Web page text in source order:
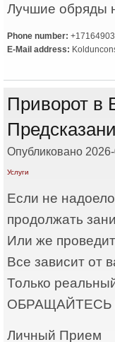
Лучшие обряды
Phone number:
E-Mail address:
Приворот в
Опубликовано
Услуги
Если не
продолжать
Или же
Все зависит от
Только
Личный Прием